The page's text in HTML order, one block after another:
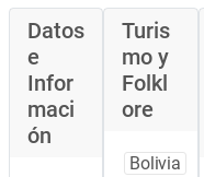
Datos
e
Infor
maci
ón
Turis
mo y
Folkl
ore
Bolivia